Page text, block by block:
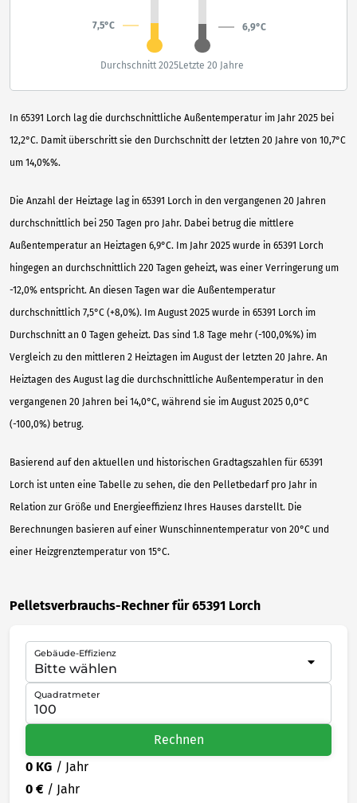
In 65391 Lorch lag die durchschnittliche Außentemperatur im Jahr 2025 bei
12,2°C. Damit überschritt sie den Durchschnitt der letzten 20 Jahre von 10,7°C
um 14,0%%.
Die Anzahl der Heiztage lag in 65391 Lorch in den vergangenen 20 Jahren
durchschnittlich bei 250 Tagen pro Jahr. Dabei betrug die mittlere
Außentemperatur an Heiztagen 6,9°C. Im Jahr 2025 wurde in 65391 Lorch
hingegen an durchschnittlich 220 Tagen geheizt, was einer Verringerung um
-12,0% entspricht. An diesen Tagen war die Außentemperatur
durchschnittlich 7,5°C (+8,0%). Im August 2025 wurde in 65391 Lorch im
Durchschnitt an 0 Tagen geheizt. Das sind 1.8 Tage mehr (-100,0%%) im
Vergleich zu den mittleren 2 Heiztagen im August der letzten 20 Jahre. An
Heiztagen des August lag die durchschnittliche Außentemperatur in den
vergangenen 20 Jahren bei 14,0°C, während sie im August 2025 0,0°C
(-100,0%) betrug.
Basierend auf den aktuellen und historischen Gradtagszahlen für 65391
Lorch ist unten eine Tabelle zu sehen, die den Pelletbedarf pro Jahr in
Relation zur Größe und Energieeffizienz Ihres Hauses darstellt. Die
Berechnungen basieren auf einer Wunschinnentemperatur von 20°C und
einer Heizgrenztemperatur von 15°C.
7,5°C 6,9°C
Durchschnitt 2025Letzte 20 Jahre
Pelletsverbrauchs-Rechner für 65391 Lorch
Gebäude-Effizienz
Quadratmeter
Rechnen
0 KG / Jahr
0 € / Jahr